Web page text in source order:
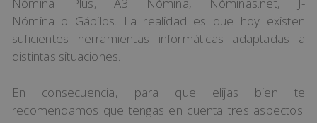
Nómina Plus, A3 Nómina, Nóminas.net, J-
Nómina o Gábilos. La realidad es que hoy existen
suficientes herramientas informáticas adaptadas a
distintas situaciones.
En consecuencia, para que elijas bien te
recomendamos que tengas en cuenta tres aspectos.